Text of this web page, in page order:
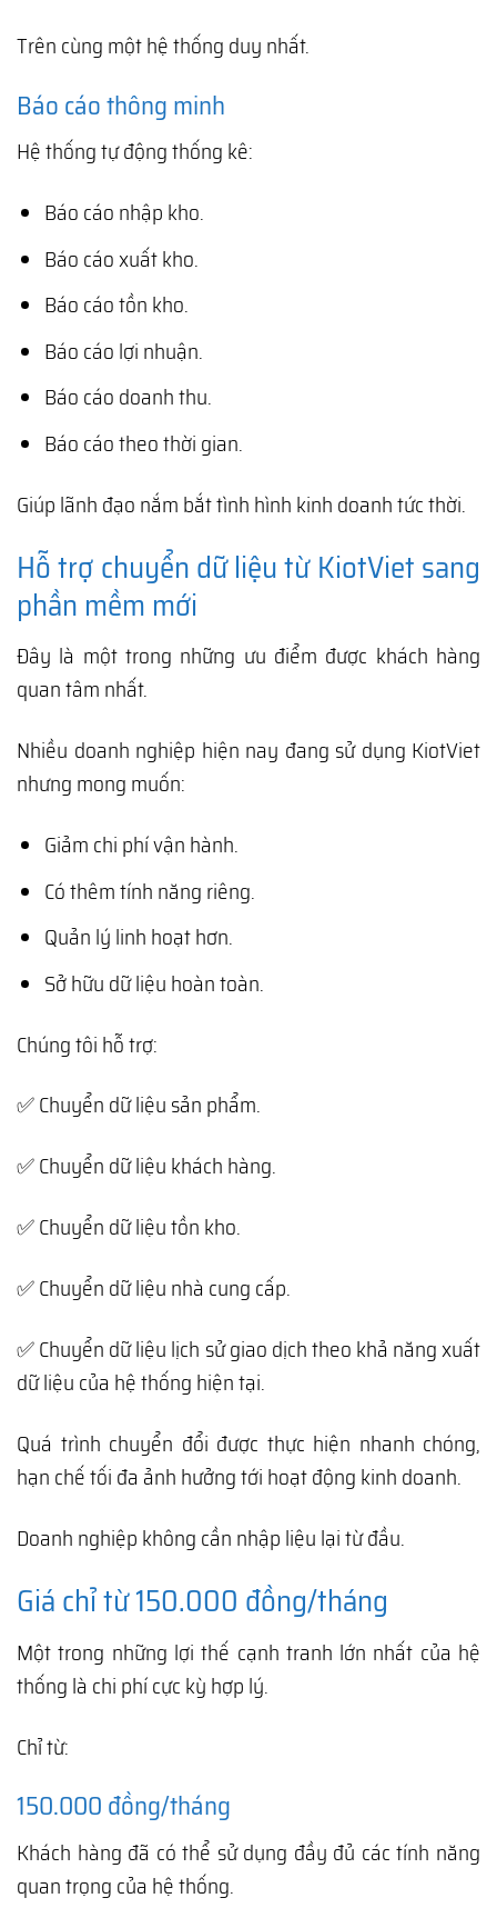
Trên cùng một hệ thống duy nhất.
Báo cáo thông minh
Hệ thống tự động thống kê:
Báo cáo nhập kho.
Báo cáo xuất kho.
Báo cáo tồn kho.
Báo cáo lợi nhuận.
Báo cáo doanh thu.
Báo cáo theo thời gian.
Giúp lãnh đạo nắm bắt tình hình kinh doanh tức thời.
Hỗ trợ chuyển dữ liệu từ KiotViet sang
phần mềm mới
Đây là một trong những ưu điểm được khách hàng
quan tâm nhất.
Nhiều doanh nghiệp hiện nay đang sử dụng KiotViet
nhưng mong muốn:
Giảm chi phí vận hành.
Có thêm tính năng riêng.
Quản lý linh hoạt hơn.
Sở hữu dữ liệu hoàn toàn.
Chúng tôi hỗ trợ:
✅ Chuyển dữ liệu sản phẩm.
✅ Chuyển dữ liệu khách hàng.
✅ Chuyển dữ liệu tồn kho.
✅ Chuyển dữ liệu nhà cung cấp.
✅ Chuyển dữ liệu lịch sử giao dịch theo khả năng xuất
dữ liệu của hệ thống hiện tại.
Quá trình chuyển đổi được thực hiện nhanh chóng,
hạn chế tối đa ảnh hưởng tới hoạt động kinh doanh.
Doanh nghiệp không cần nhập liệu lại từ đầu.
Giá chỉ từ 150.000 đồng/tháng
Một trong những lợi thế cạnh tranh lớn nhất của hệ
thống là chi phí cực kỳ hợp lý.
Chỉ từ:
150.000 đồng/tháng
Khách hàng đã có thể sử dụng đầy đủ các tính năng
quan trọng của hệ thống.